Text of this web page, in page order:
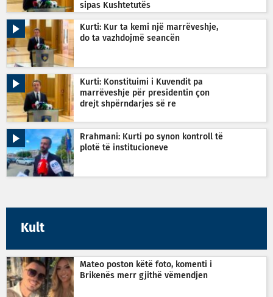
sipas Kushtetutës
Kurti: Kur ta kemi një marrëveshje,
do ta vazhdojmë seancën
Kurti: Konstituimi i Kuvendit pa
marrëveshje për presidentin çon
drejt shpërndarjes së re
Rrahmani: Kurti po synon kontroll të
plotë të institucioneve
Kult
Mateo poston këtë foto, komenti i
Brikenës merr gjithë vëmendjen